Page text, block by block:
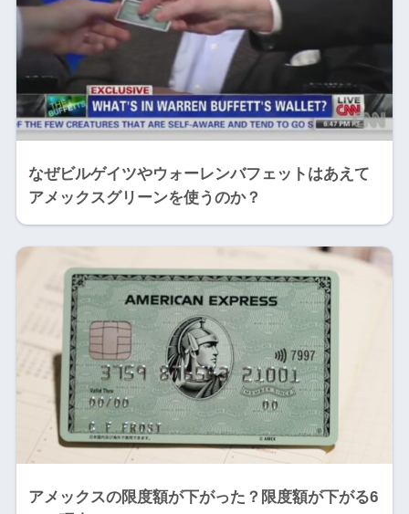
なぜビルゲイツやウォーレンバフェットはあえて
アメックスグリーンを使うのか？
アメックスの限度額が下がった？限度額が下がる6